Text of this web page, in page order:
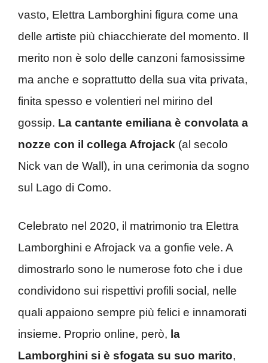
vasto, Elettra Lamborghini figura come una
delle artiste più chiacchierate del momento. Il
merito non è solo delle canzoni famosissime
ma anche e soprattutto della sua vita privata,
finita spesso e volentieri nel mirino del
gossip. La cantante emiliana è convolata a
nozze con il collega Afrojack (al secolo
Nick van de Wall), in una cerimonia da sogno
sul Lago di Como.
Celebrato nel 2020, il matrimonio tra Elettra
Lamborghini e Afrojack va a gonfie vele. A
dimostrarlo sono le numerose foto che i due
condividono sui rispettivi profili social, nelle
quali appaiono sempre più felici e innamorati
insieme. Proprio online, però, la
Lamborghini si è sfogata su suo marito,